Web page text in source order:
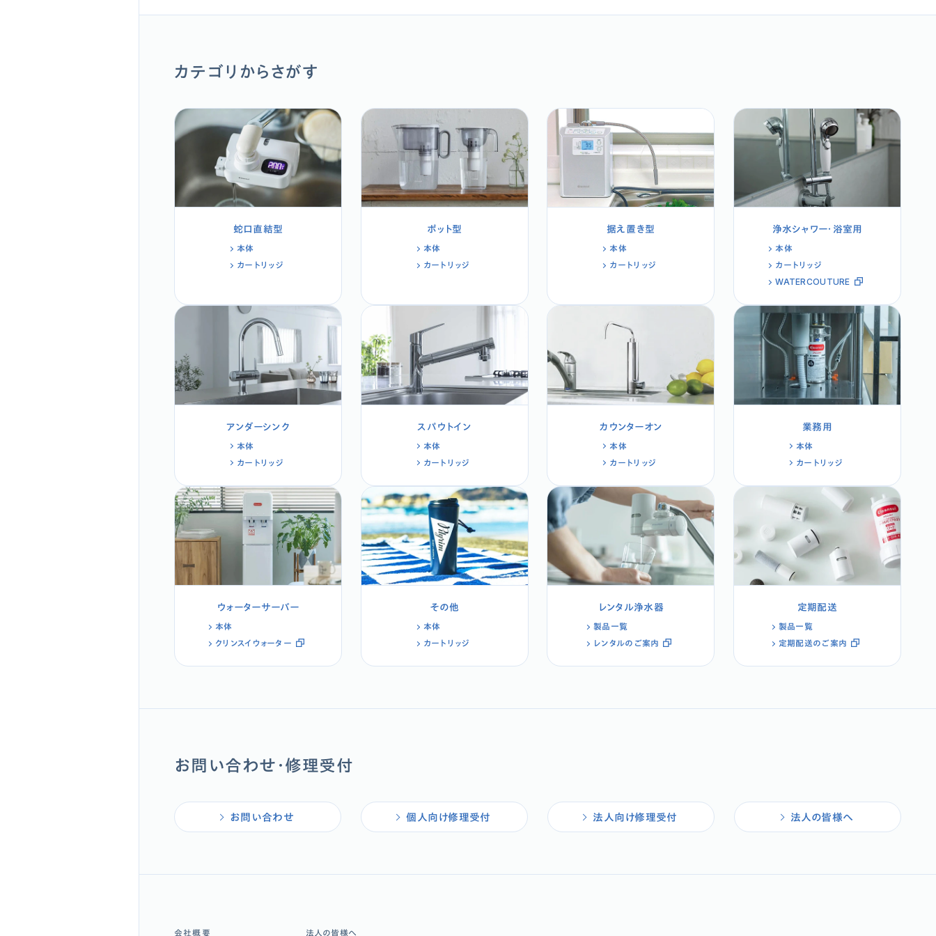
カテゴリからさがす
蛇口直結型
本体
カートリッジ
ポット型
本体
カートリッジ
据え置き型
本体
カートリッジ
浄水シャワー・浴室用
本体
カートリッジ
WATERCOUTURE
アンダーシンク
本体
カートリッジ
スパウトイン
本体
カートリッジ
カウンターオン
本体
カートリッジ
業務用
本体
カートリッジ
ウォーターサーバー
本体
クリンスイウォーター
その他
本体
カートリッジ
レンタル浄水器
製品一覧
レンタルのご案内
定期配送
製品一覧
定期配送のご案内
お問い合わせ・修理受付
お問い合わせ 個人向け修理受付 法人向け修理受付 法人の皆様へ
会社概要 法人の皆様へ